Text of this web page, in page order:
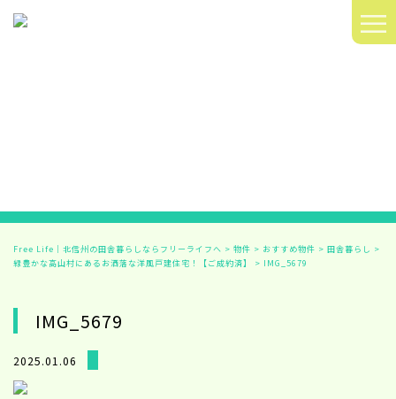
≡
Free Life｜北信州の田舎暮らしならフリーライフへ > 物件 > おすすめ物件 > 田舎暮らし >
緑豊かな高山村にあるお洒落な洋風戸建住宅！【ご成約済】
> IMG_5679
IMG_5679
2025.01.06